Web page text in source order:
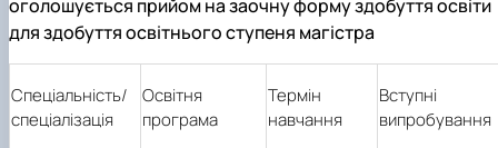
оголошується прийом на заочну форму здобуття освіти
для здобуття освітнього ступеня магістра
Спеціальність/
спеціалізація
Освітня
програма
Термін
навчання
Вступні
випробування